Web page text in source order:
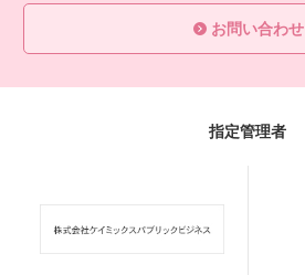
お問い合わせ
指定管理者